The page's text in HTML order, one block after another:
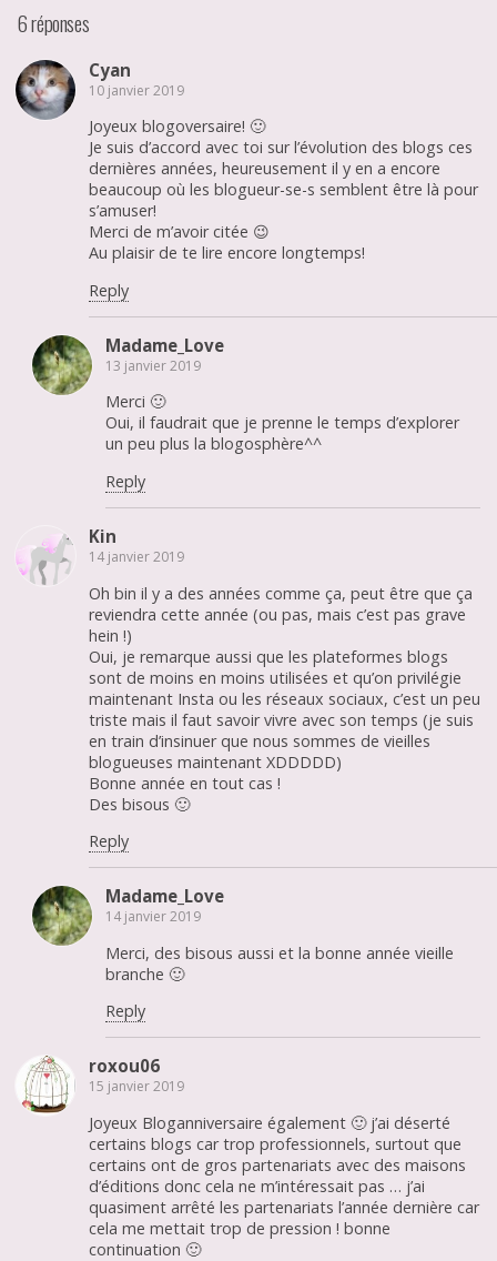
6 réponses
Cyan
10 janvier 2019
Joyeux blogoversaire! 🙂
Je suis d’accord avec toi sur l’évolution des blogs ces
dernières années, heureusement il y en a encore
beaucoup où les blogueur-se-s semblent être là pour
s’amuser!
Merci de m’avoir citée 😉
Au plaisir de te lire encore longtemps!
Reply
Madame_Love
13 janvier 2019
Merci 🙂
Oui, il faudrait que je prenne le temps d’explorer
un peu plus la blogosphère^^
Reply
Kin
14 janvier 2019
Oh bin il y a des années comme ça, peut être que ça
reviendra cette année (ou pas, mais c’est pas grave
hein !)
Oui, je remarque aussi que les plateformes blogs
sont de moins en moins utilisées et qu’on privilégie
maintenant Insta ou les réseaux sociaux, c’est un peu
triste mais il faut savoir vivre avec son temps (je suis
en train d’insinuer que nous sommes de vieilles
blogueuses maintenant XDDDDD)
Bonne année en tout cas !
Des bisous 🙂
Reply
Madame_Love
14 janvier 2019
Merci, des bisous aussi et la bonne année vieille
branche 🙂
Reply
roxou06
15 janvier 2019
Joyeux Bloganniversaire également 🙂 j’ai déserté
certains blogs car trop professionnels, surtout que
certains ont de gros partenariats avec des maisons
d’éditions donc cela ne m’intéressait pas … j’ai
quasiment arrêté les partenariats l’année dernière car
cela me mettait trop de pression ! bonne
continuation 🙂